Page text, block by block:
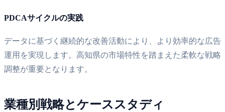
PDCAサイクルの実践
データに基づく継続的な改善活動により、より効率的な広告
運用を実現します。高知県の市場特性を踏まえた柔軟な戦略
調整が重要となります。
業種別戦略とケーススタディ